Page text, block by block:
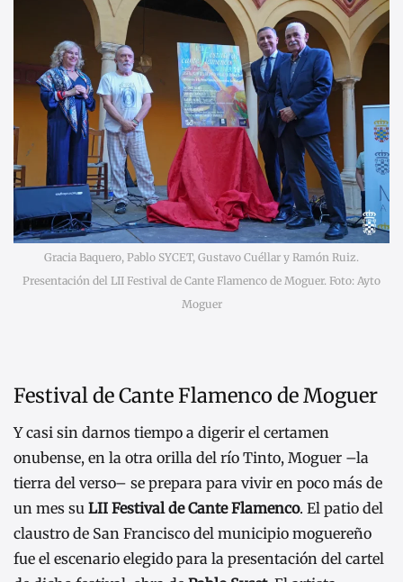
Gracia Baquero, Pablo SYCET, Gustavo Cuéllar y Ramón Ruiz.
Presentación del LII Festival de Cante Flamenco de Moguer. Foto: Ayto
Moguer
Festival de Cante Flamenco de Moguer
Y casi sin darnos tiempo a digerir el certamen
onubense, en la otra orilla del río Tinto, Moguer –la
tierra del verso– se prepara para vivir en poco más de
un mes su LII Festival de Cante Flamenco. El patio del
claustro de San Francisco del municipio moguereño
fue el escenario elegido para la presentación del cartel